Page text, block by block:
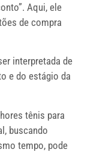
Aqui, ele
de compra
interpretada de
e do estágio da
tênis para
buscando
tempo, pode